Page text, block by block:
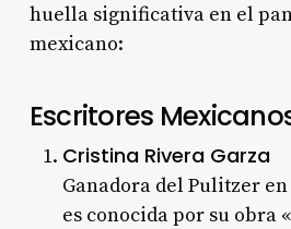
huella significativa en el
mexicano:
Escritores
Cristina Rivera Garza
Ganadora del Pulitzer en
es conocida por su obra